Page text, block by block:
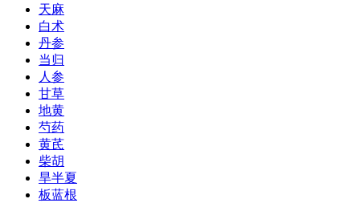
天麻
白术
丹参
当归
人参
甘草
地黄
芍药
黄芪
柴胡
旱半夏
板蓝根